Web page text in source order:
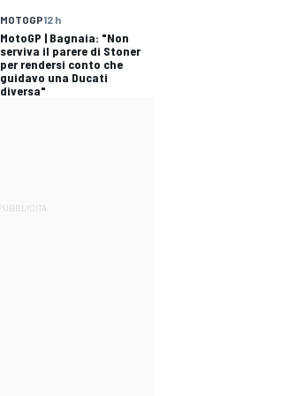
MOTOGP12 h
MotoGP | Bagnaia: "Non
serviva il parere di Stoner
per rendersi conto che
guidavo una Ducati
diversa"